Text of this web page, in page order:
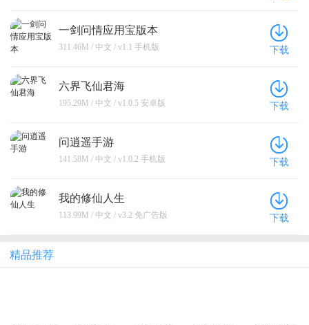
一剑问情应用宝版本
311.46M / 中文 / v1.1 手机版 下载
六界飞仙君海
195.29M / 中文 / v1.0.5 安卓版 下载
问逍遥手游
141.58M / 中文 / v1.0.2 手机版 下载
我的修仙人生
113.99M / 中文 / v3.2 免广告版 下载
精品推荐